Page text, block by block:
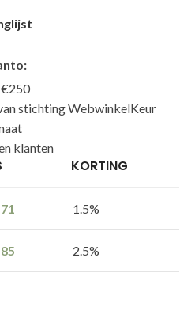
stichting WebwinkelKeur
klanten
KORTING
1.5%
2.5%